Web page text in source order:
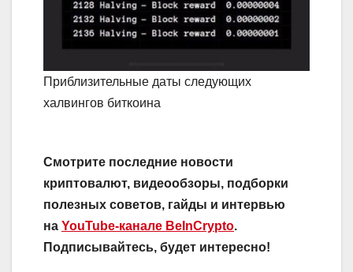
Приблизительные даты следующих
халвингов биткоина
Смотрите последние новости
криптовалют, видеообзоры, подборки
полезных советов, гайды и интервью
на YouTube-канале BeInCrypto.
Подписывайтесь, будет интересно!